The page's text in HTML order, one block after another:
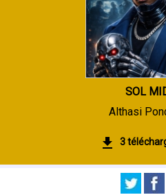
SOL
Althasi
3